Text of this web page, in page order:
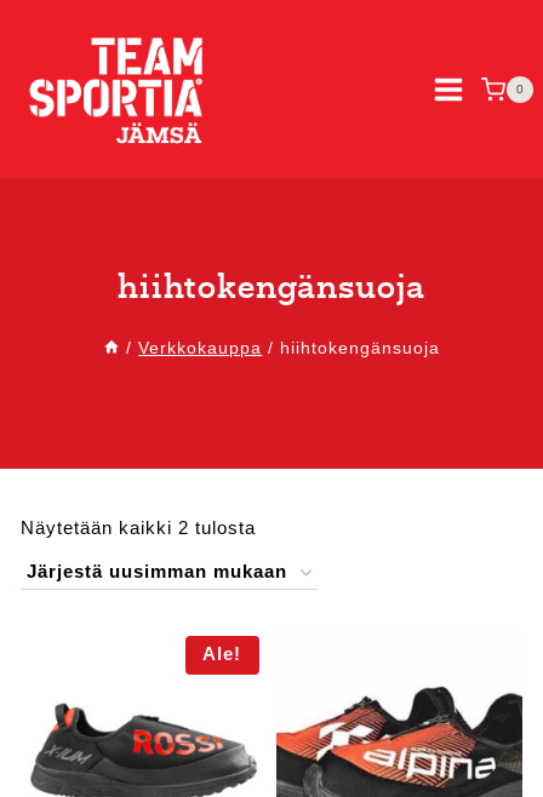
0
hiihtokengänsuoja
/ Verkkokauppa / hiihtokengänsuoja
Näytetään kaikki 2 tulosta
Ale!